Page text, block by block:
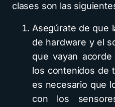
clases son las
Asegúrate de que
de hardware y el
que vayan
los contenidos de
es necesario que
con los